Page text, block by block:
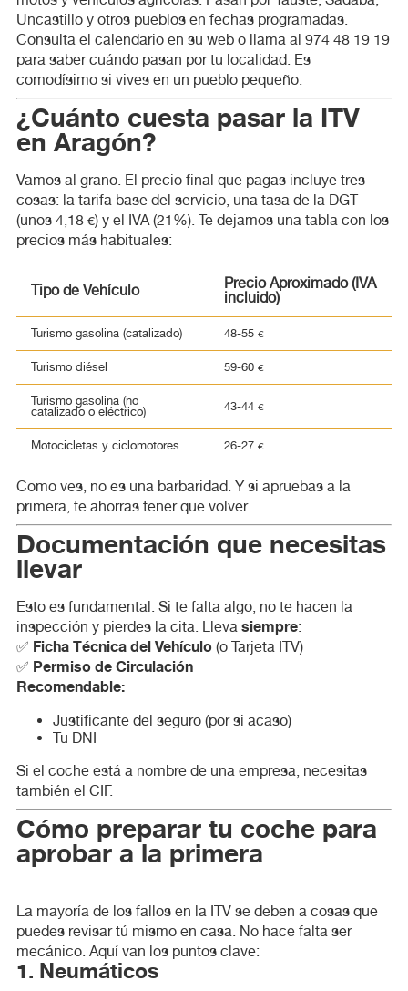
Uncastillo y otros pueblos en fechas programadas.
Consulta el calendario en su web o llama al 974 48 19 19
para saber cuándo pasan por tu localidad. Es
comodísimo si vives en un pueblo pequeño.
¿Cuánto cuesta pasar la ITV
en Aragón?
Vamos al grano. El precio final que pagas incluye tres
cosas: la tarifa base del servicio, una tasa de la DGT
(unos 4,18 €) y el IVA (21%). Te dejamos una tabla con los
precios más habituales:
Tipo de Vehículo
Precio Aproximado (IVA
incluido)
Turismo gasolina (catalizado) 48-55 €
Turismo diésel 59-60 €
Turismo gasolina (no
catalizado o eléctrico)
43-44 €
Motocicletas y ciclomotores 26-27 €
Como ves, no es una barbaridad. Y si apruebas a la
primera, te ahorras tener que volver.
Documentación que necesitas
llevar
Esto es fundamental. Si te falta algo, no te hacen la
inspección y pierdes la cita. Lleva siempre:
✅ Ficha Técnica del Vehículo(o Tarjeta ITV)
✅ Permiso de Circulación
Recomendable:
Justificante del seguro (por si acaso)
Tu DNI
Si el coche está a nombre de una empresa, necesitas
también el CIF.
Cómo preparar tu coche para
aprobar a la primera
La mayoría de los fallos en la ITV se deben a cosas que
puedes revisar tú mismo en casa. No hace falta ser
mecánico. Aquí van los puntos clave:
1. Neumáticos